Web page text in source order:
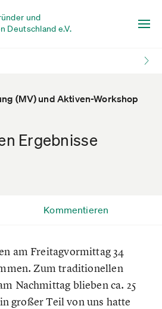
und
Deutschland e.V.
(MV) und Aktiven-Workshop
Ergebnisse
Kommentieren
am Freitagvormittag 34
Zum traditionellen
Nachmittag blieben ca. 25
großer Teil von uns hatte